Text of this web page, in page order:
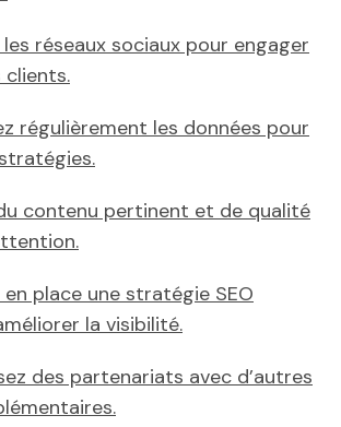
réseaux sociaux pour engager
clients.
régulièrement les données pour
contenu pertinent et de qualité
place une stratégie SEO
la visibilité.
des partenariats avec d’autres